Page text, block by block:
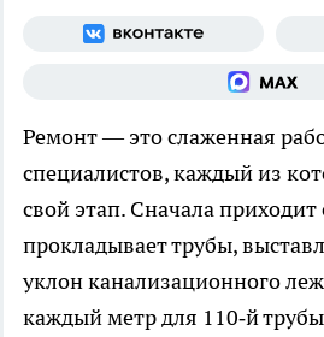
Ремонт — это слаженная
специалистов, каждый из
свой этап. Сначала
прокладывает трубы,
уклон канализационного
каждый метр для 110‑й